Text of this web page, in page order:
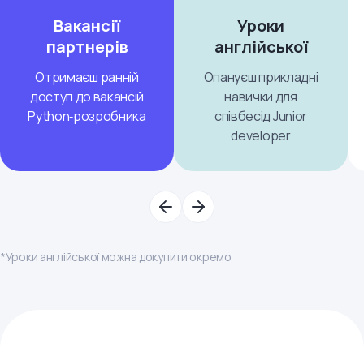
Вакансії
партнерів
Отримаєш ранній
доступ до вакансій
Python‑розробника
Уроки
англійської
Опануєш прикладні
навички для
співбесід Junior
developer
*Уроки англійської можна докупити окремо